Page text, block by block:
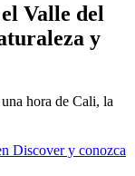
Valle del
y
hora de Cali, la
Discover y conozca